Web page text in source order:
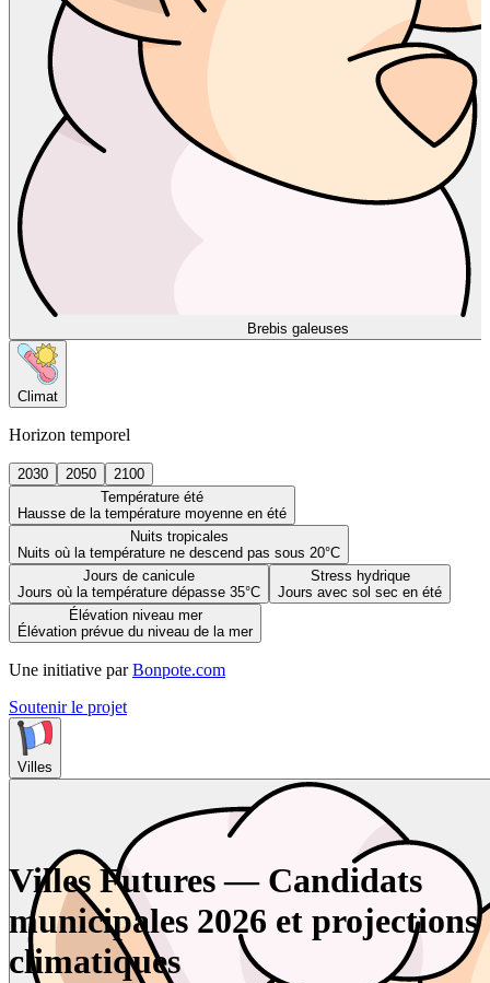
Brebis galeuses
Climat
Horizon temporel
2030 2050
2100
Température été
Hausse de la température moyenne en été
Nuits tropicales
Nuits où la température ne descend pas sous 20°C
Jours de canicule
Jours où la température dépasse 35°C
Stress hydrique
Jours avec sol sec en été
Élévation niveau mer
Élévation prévue du niveau de la mer
Une initiative par Bonpote.com
Soutenir le projet
Villes
Villes Futures — Candidats
municipales 2026 et projections
climatiques